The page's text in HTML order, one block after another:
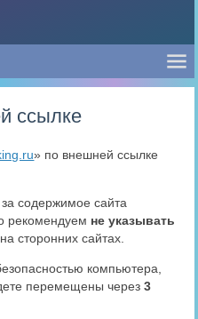
ссылке
» по внешней ссылке
содержимое сайта
рекомендуем не указывать
сторонних сайтах.
компьютера,
перемещены через3